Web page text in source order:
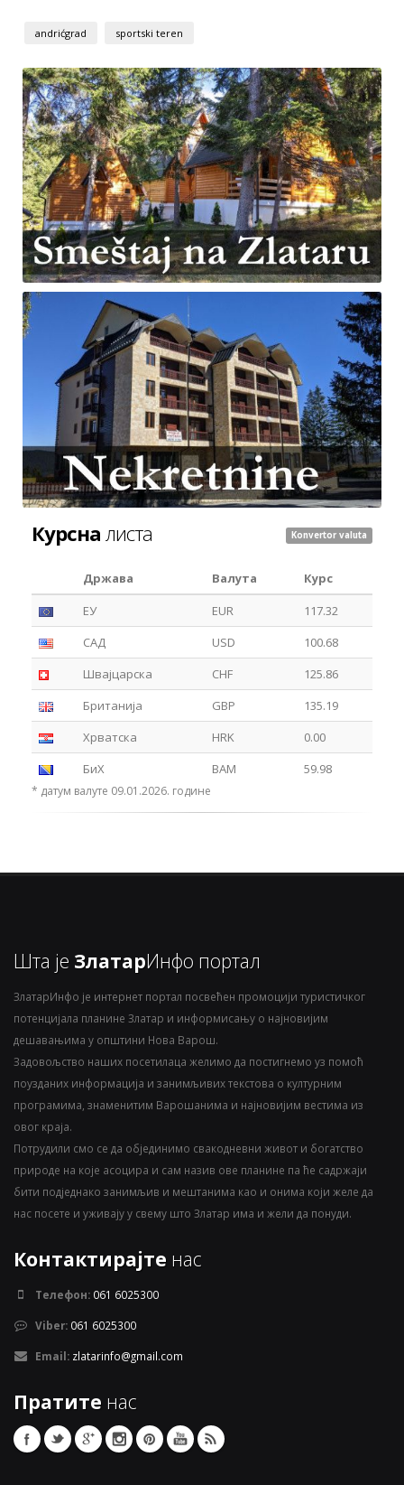
andrićgrad sportski teren
Курсна листа Konvertor valuta
Држава Валута
Курс
ЕУ
EUR
117.32
САД
USD
100.68
Швајцарска
CHF
125.86
Британија
GBP
135.19
Хрватска
HRK
0.00
БиХ
BAM 59.98
* датум валуте 09.01.2026. године
Шта је ЗлатарИнфо портал
ЗлатарИнфо је интернет портал посвећен промоцији туристичког
потенцијала планине Златар и информисању о најновијим
дешавањима у општини Нова Варош.
Задовољство наших посетилаца желимо да постигнемо уз помоћ
поузданих информација и занимљивих текстова о културним
програмима, знаменитим Варошанима и најновијим вестима из
овог краја.
Потрудили смо се да објединимо свакодневни живот и богатство
природе на које асоцира и сам назив ове планине па ће садржаји
бити подједнако занимљив и мештанима као и онима који желе да
нас посете и уживају у свему што Златар има и жели да понуди.
Контактирајте нас
Телефон: 061 6025300
Viber: 061 6025300
Email: zlatarinfo@gmail.com
Пратите нас